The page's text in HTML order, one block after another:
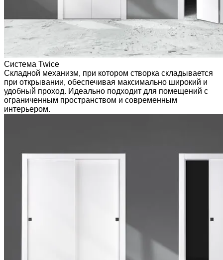
Система Twice
Складной механизм, при котором створка складывается
при открывании, обеспечивая максимально широкий и
удобный проход. Идеально подходит для помещений с
ограниченным пространством и современным
интерьером.